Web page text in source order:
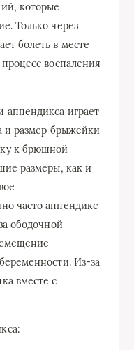
которые
Только через
болеть в месте
воспаления
играет
и размер брыжейки
к брюшной
размеры, как и
часто аппендикс
ободочной
Из-за
вместе с